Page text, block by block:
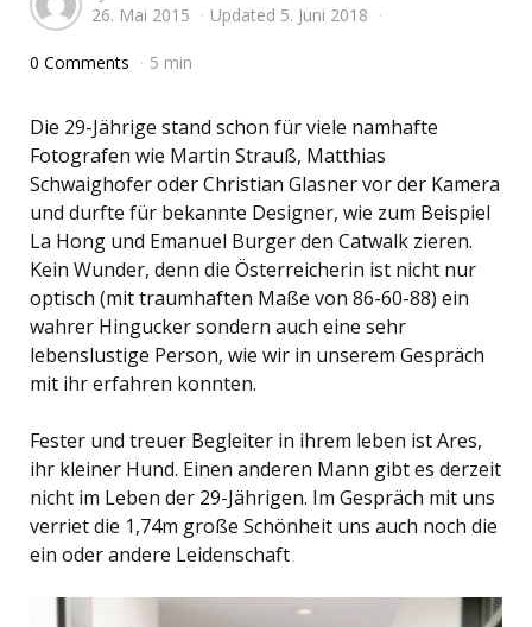
by
26. Mai 2015
Updated 5. Juni 2018
0 Comments 5 min
Die 29-Jährige stand schon für viele namhafte
Fotografen wie Martin Strauß, Matthias
Schwaighofer oder Christian Glasner vor der Kamera
und durfte für bekannte Designer, wie zum Beispiel
La Hong und Emanuel Burger den Catwalk zieren.
Kein Wunder, denn die Österreicherin ist nicht nur
optisch (mit traumhaften Maße von 86-60-88) ein
wahrer Hingucker sondern auch eine sehr
lebenslustige Person, wie wir in unserem Gespräch
mit ihr erfahren konnten.
Fester und treuer Begleiter in ihrem leben ist Ares,
ihr kleiner Hund. Einen anderen Mann gibt es derzeit
nicht im Leben der 29-Jährigen. Im Gespräch mit uns
verriet die 1,74m große Schönheit uns auch noch die
ein oder andere Leidenschaft